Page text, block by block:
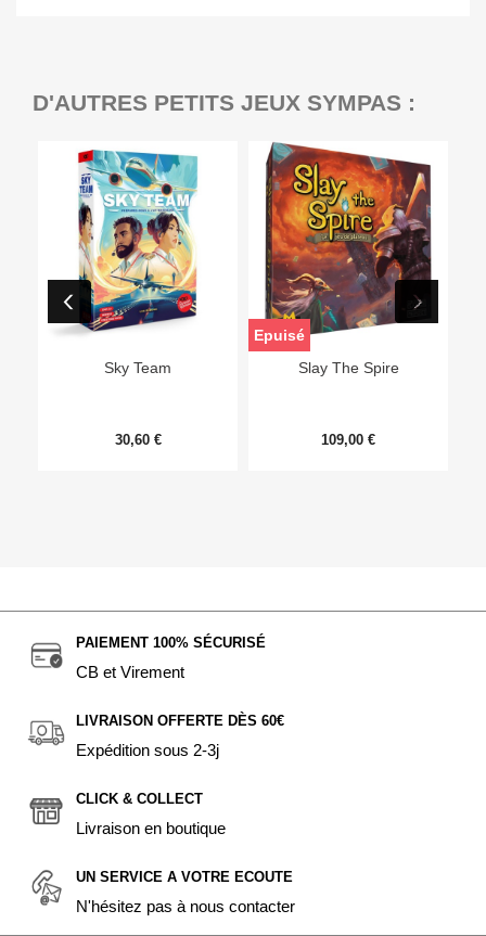
D'AUTRES PETITS JEUX SYMPAS :
Sky Team
30,60 €
Slay The Spire
109,00 €
Epuisé
PAIEMENT 100% SÉCURISÉ
CB et Virement
LIVRAISON OFFERTE DÈS 60€
Expédition sous 2-3j
CLICK & COLLECT
Livraison en boutique
UN SERVICE A VOTRE ECOUTE
N'hésitez pas à nous contacter